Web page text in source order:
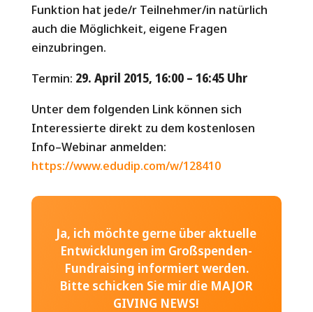
Funktion hat jede/r Teilnehmer/in natürlich
auch die Möglichkeit, eigene Fragen
einzubringen.
Termin: 29. April 2015, 16:00 – 16:45 Uhr
Unter dem folgenden Link können sich
Interessierte direkt zu dem kostenlosen
Info–Webinaranmelden:
https://www.edudip.com/w/128410
Ja, ich möchte gerne über aktuelle
Entwicklungen im Großspenden-
Fundraising informiert werden.
Bitte schicken Sie mir die MAJOR
GIVING NEWS!